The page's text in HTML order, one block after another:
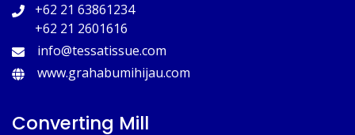
+62 21 63861234
+62 21 2601616
info@tessatissue.com
www.grahabumihijau.com
Converting Mill